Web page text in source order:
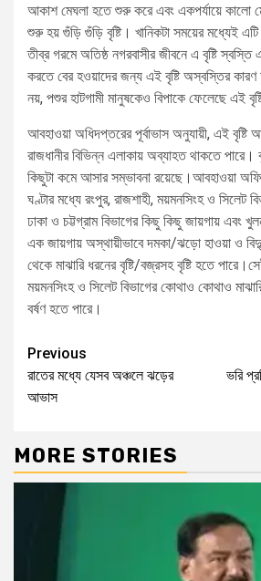
আকাশ মেঘলা হতে শুরু করে এবং একপর্যায়ে কালো
শুরু হয় গুঁড়ি গুঁড়ি বৃষ্টি। খানিকটা সময়ের মধ্যেই
তীব্র গরমে অতিষ্ঠ নগরবাসীর জীবনে এ বৃষ্টি
করতে বের হওয়াদের জন্য এই বৃষ্টি অস্বস্তির
নয়, পশুর হাটগামী মানুষকেও বিপাকে ফেলেছে এই
আবহাওয়া অধিদপ্তরের পূর্বাভাস অনুযায়ী, এই বৃষ্টি
রাজধানীর বিভিন্ন এলাকায় অব্যাহত থাকতে পারে।
কিছুটা কমে আসার সম্ভাবনা রয়েছে।আবহাওয়া
ঘণ্টার মধ্যে রংপুর, রাজশাহী, ময়মনসিংহ ও সিলেট
ঢাকা ও চট্টগ্রাম বিভাগের কিছু কিছু জায়গায় এবং
এক জায়গায় অস্থায়ীভাবে দমকা/ঝড়ো হাওয়া ও
থেকে মাঝারি ধরনের বৃষ্টি/বজ্রসহ বৃষ্টি হতে
ময়মনসিংহ ও সিলেট বিভাগের কোথাও কোথাও
বর্ষণ হতে পারে।
Previous
রাতের মধ্যে যেসব অঞ্চলে ঝড়ের
আভাস
ভরি
MORE STORIES